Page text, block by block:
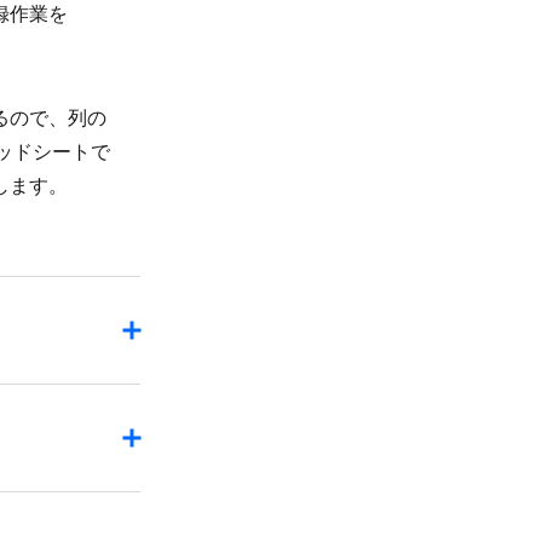
作業を​
ので、​列の​
ドシートで​
す。